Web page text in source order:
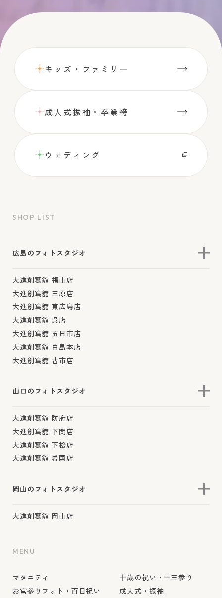
キッズ・ファミリー
成⼈式振袖・卒業袴
ウェディング
SHOP LIST
広島のフォトスタジオ
大進創寫舘 福山店
大進創寫舘 三原店
大進創寫舘 東広島店
大進創寫舘 呉店
大進創寫舘 五日市店
大進創寫舘 白島本店
大進創寫舘 古市店
山口のフォトスタジオ
大進創寫舘 防府店
大進創寫舘 下関店
大進創寫舘 下松店
大進創寫舘 岩国店
岡山のフォトスタジオ
大進創寫舘 岡山店
MENU
マタニティ
お宮参りフォト・百日祝い
十歳の祝い・十三参り
成人式・振袖